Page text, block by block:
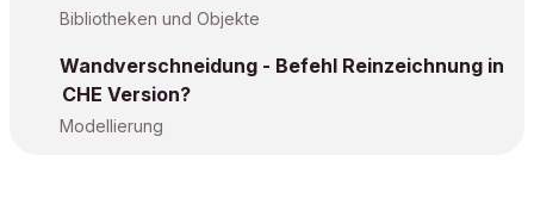
Bibliotheken und Objekte
Wandverschneidung - Befehl Reinzeichnung in
CHE Version?
Modellierung